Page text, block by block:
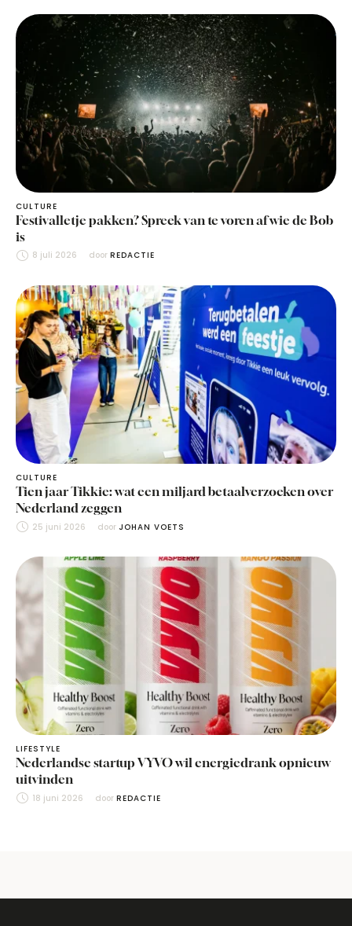
CULTURE
Festivalletje pakken? Spreek van te voren af wie de Bob
is
8 juli 2026 door REDACTIE
CULTURE
Tien jaar Tikkie: wat een miljard betaalverzoeken over
Nederland zeggen
25 juni 2026 door JOHAN VOETS
LIFESTYLE
Nederlandse startup VYVO wil energiedrank opnieuw
uitvinden
18 juni 2026 door REDACTIE